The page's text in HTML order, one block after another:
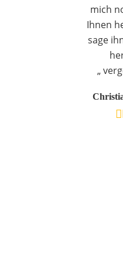
mich
Ihnen
sage
„